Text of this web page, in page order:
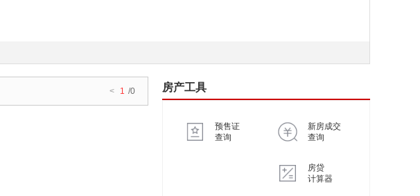
< 1 /0 房产工具
预售证
查询
新房成交
查询
房贷
计算器